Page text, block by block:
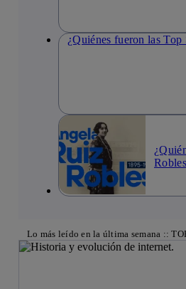
¿Quiénes fueron las Top
Lo más leído en la última semana ::